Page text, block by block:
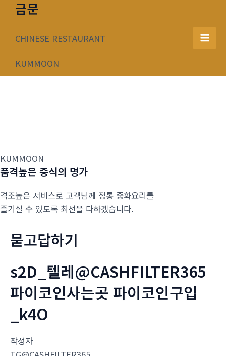
너
금문
CHINESE RESTAURANT
KUMMOON
Main
KUMMOON
품격높은 중식의 명가
격조높은 서비스로 고객님께 정통 중화요리를
즐기실 수 있도록 최선을 다하겠습니다.
묻고답하기
s2D_텔레@CASHFILTER365
파이코인사는곳 파이코인구입
_k4O
작성자